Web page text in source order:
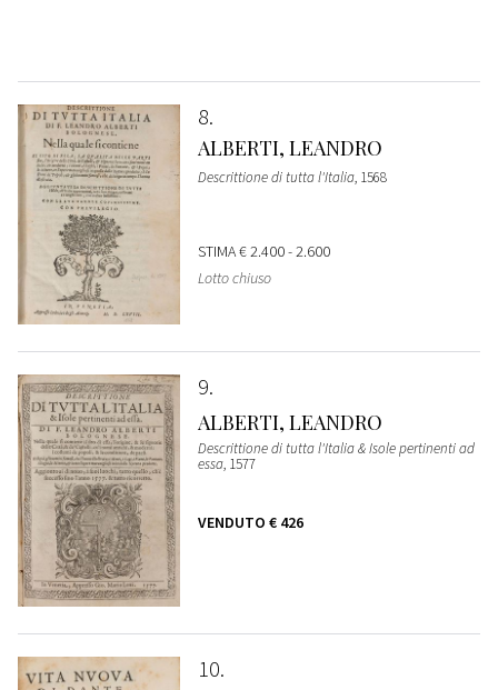
8
ALBERTI, LEANDRO
Descrittione di tutta l'Italia, 1568
STIMA€ 2.400 - 2.600
Lotto chiuso
9
ALBERTI, LEANDRO
Descrittione di tutta l'Italia & Isole pertinenti ad
essa, 1577
VENDUTO € 426
10